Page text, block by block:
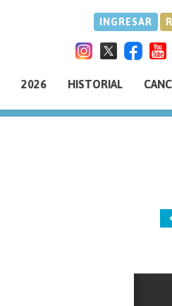
INGRESAR
2026 HISTORIAL